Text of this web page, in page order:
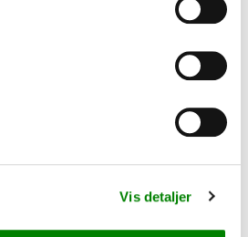
Vis detaljer
LÆG I KURV
giver bedre køling og